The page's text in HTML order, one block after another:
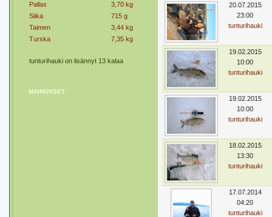
Pallas
3,70 kg
Siika
715 g
Taimen
3,44 kg
Turska
7,35 kg
tunturihauki on lisännyt 13 kalaa
MAINOKSET
20.07.2015
23:00
tunturihauki
19.02.2015
10:00
tunturihauki
19.02.2015
10:00
tunturihauki
18.02.2015
13:30
tunturihauki
17.07.2014
04:20
tunturihauki